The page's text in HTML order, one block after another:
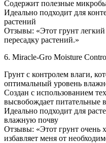
Содержит полезные
Идеально подходит для
растений
Отзывы: «Этот грунт
пересадку растений.»
6. Miracle-Gro Moisture
Грунт с контролем влаги,
оптимальный уровень
Создан с использованием
высвобождает питательные
Идеально подходит для
влажную почву
Отзывы: «Этот грунт очень
избавляет меня от